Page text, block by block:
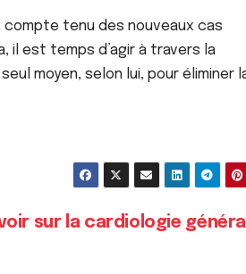
compte tenu des nouveaux cas
il est temps d’agir à travers la
moyen, selon lui, pour éliminer
sur la cardiologie